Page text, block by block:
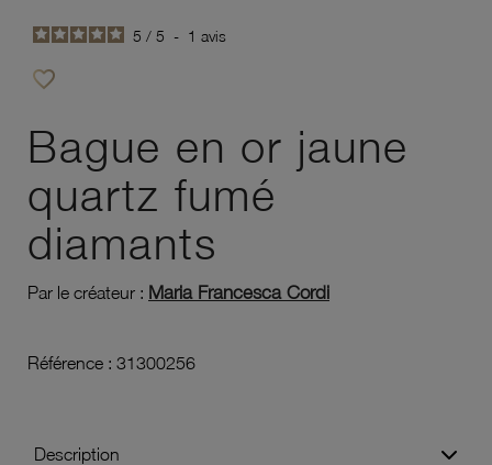
5 / 5 - 1 avis
favorite_border
Bague en or jaune
quartz fumé
diamants
Par le créateur : Maria Francesca Cordi
Référence : 31300256
Description